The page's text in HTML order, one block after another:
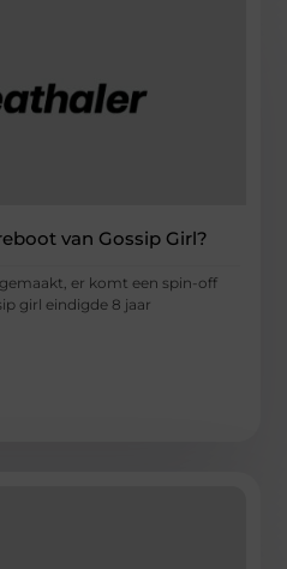
van Gossip Girl?
er komt een spin-off
girl eindigde 8 jaar